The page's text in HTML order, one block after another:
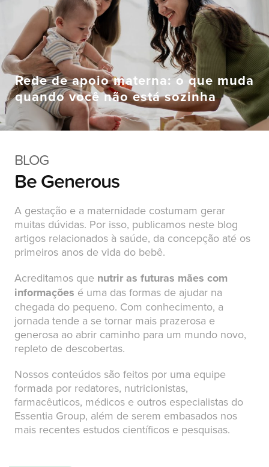
Rede de apoio materna: o que muda
quando você não está sozinha
BLOG
Be Generous
A gestação e a maternidade costumam gerar
muitas dúvidas. Por isso, publicamos neste blog
artigos relacionados à saúde, da concepção até os
primeiros anos de vida do bebê.
Acreditamos que nutrir as futuras mães com
informações é uma das formas de ajudar na
chegada do pequeno. Com conhecimento, a
jornada tende a se tornar mais prazerosa e
generosa ao abrir caminho para um mundo novo,
repleto de descobertas.
Nossos conteúdos são feitos por uma equipe
formada por redatores, nutricionistas,
farmacêuticos, médicos e outros especialistas do
Essentia Group, além de serem embasados nos
mais recentes estudos científicos e pesquisas.